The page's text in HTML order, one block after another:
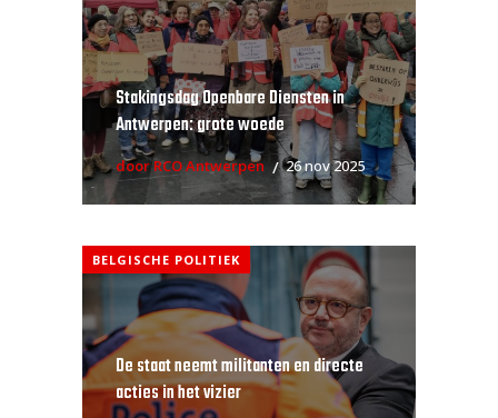
Stakingsdag Openbare Diensten in
Antwerpen: grote woede
door RCO Antwerpen 26 nov 2025
BELGISCHE POLITIEK
De staat neemt militanten en directe
acties in het vizier